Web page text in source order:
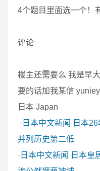
4个题目里面选一个！
评论
楼主还需要么 我是早
要的话加我某信
日本 Japan
· 日本中文新闻
日本
并列历史第二低
· 日本中文新闻
日本皇